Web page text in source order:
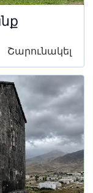
Շարունակել